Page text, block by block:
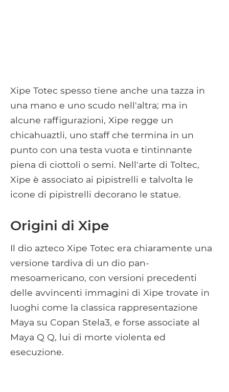
Xipe Totec spesso tiene anche una tazza in
una mano e uno scudo nell'altra; ma in
alcune raffigurazioni, Xipe regge un
chicahuaztli, uno staff che termina in un
punto con una testa vuota e tintinnante
piena di ciottoli o semi. Nell'arte di Toltec,
Xipe è associato ai pipistrelli e talvolta le
icone di pipistrelli decorano le statue.
Origini di Xipe
Il dio azteco Xipe Totec era chiaramente una
versione tardiva di un dio pan-
mesoamericano, con versioni precedenti
delle avvincenti immagini di Xipe trovate in
luoghi come la classica rappresentazione
Maya su Copan Stela3, e forse associate al
Maya Q Q, lui di morte violenta ed
esecuzione.